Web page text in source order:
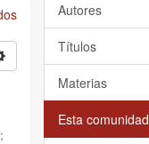
;
Autores
Títulos
Materias
Esta comunidad